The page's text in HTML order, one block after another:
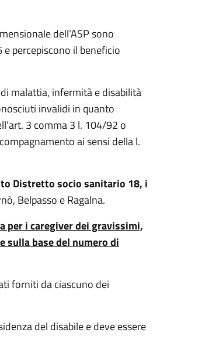
dell’ASP sono
percepiscono il beneficio
malattia, infermità e disabilità
invalidi in quanto
3 comma 3 l. 104/92 o
ai sensi della l.
Distretto socio sanitario 18, i
Belpasso e Ragalna.
per i caregiver dei gravissimi,
sulla base del numero di
forniti da ciascuno dei
del disabile e deve essere